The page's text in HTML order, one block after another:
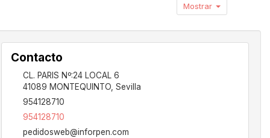
Mostrar
Contacto
CL. PARIS Nº:24 LOCAL 6
41089 MONTEQUINTO, Sevilla
954128710
954128710
pedidosweb@inforpen.com